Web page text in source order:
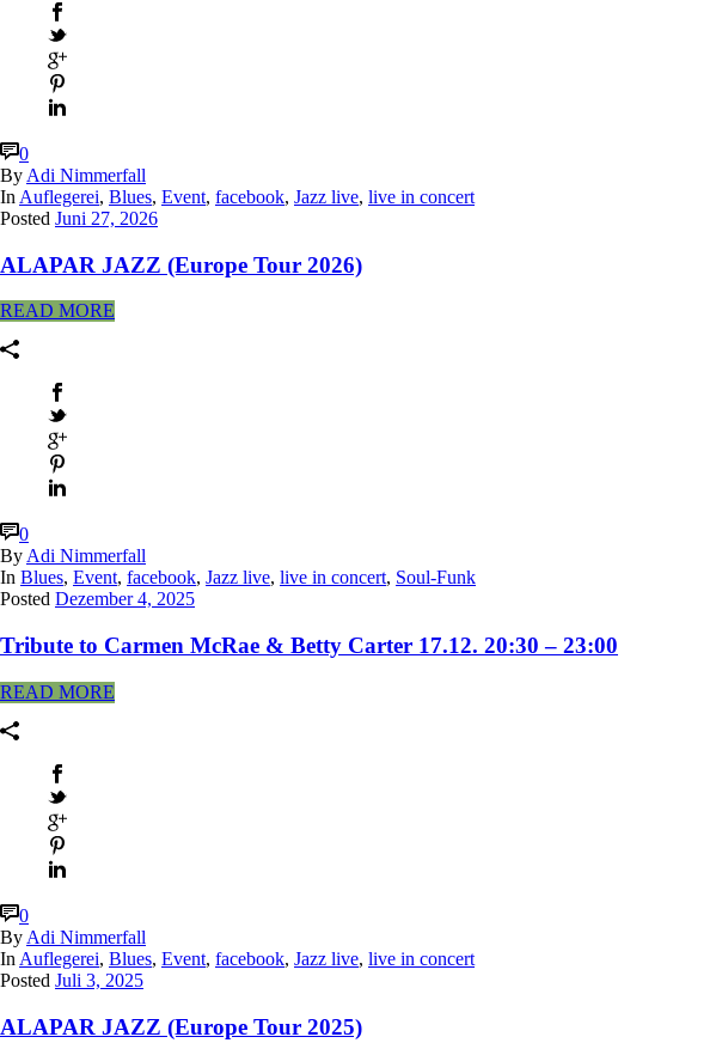
0
By Adi Nimmerfall
In Auflegerei, Blues, Event, facebook, Jazz live, live in concert
Posted Juni 27, 2026
ALAPAR JAZZ (Europe Tour 2026)
READ MORE
0
ByAdi Nimmerfall
In Blues, Event, facebook, Jazz live, live in concert, Soul-Funk
Posted Dezember 4, 2025
Tribute to Carmen McRae & Betty Carter 17.12. 20:30 – 23:00
READ MORE
0
By Adi Nimmerfall
In Auflegerei, Blues, Event, facebook, Jazz live, live in concert
Posted Juli 3, 2025
ALAPAR JAZZ (Europe Tour 2025)